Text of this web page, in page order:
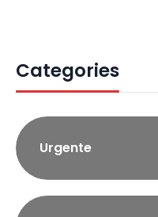
Categories
Urgente